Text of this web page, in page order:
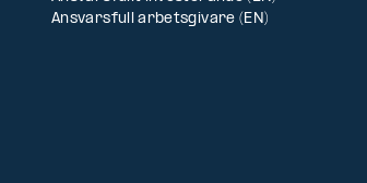
Ansvarsfull arbetsgivare (EN)